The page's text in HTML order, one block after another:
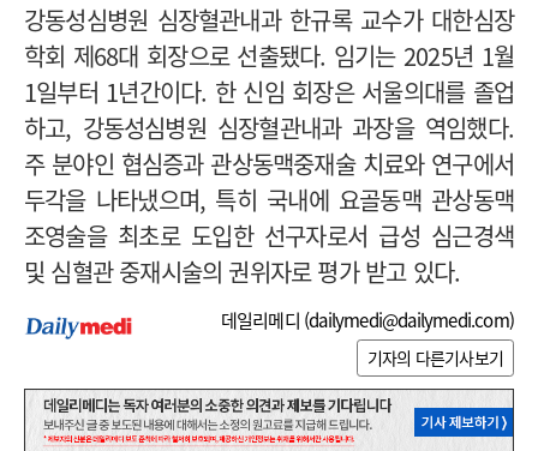
강동성심병원 심장혈관내과 한규록 교수가 대한심장
학회 제68대 회장으로 선출됐다. 임기는 2025년 1월
1일부터 1년간이다. 한 신임 회장은 서울의대를 졸업
하고, 강동성심병원 심장혈관내과 과장을 역임했다.
주 분야인 협심증과 관상동맥중재술 치료와 연구에서
두각을 나타냈으며, 특히 국내에 요골동맥 관상동맥
조영술을 최초로 도입한 선구자로서 급성 심근경색
및 심혈관 중재시술의 권위자로 평가 받고 있다.
데일리메디 (dailymedi@dailymedi.com)
기자의 다른기사보기